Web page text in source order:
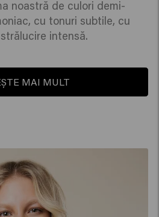
noastră de culori demi-
cu tonuri subtile, cu
intensă.
MAI MULT